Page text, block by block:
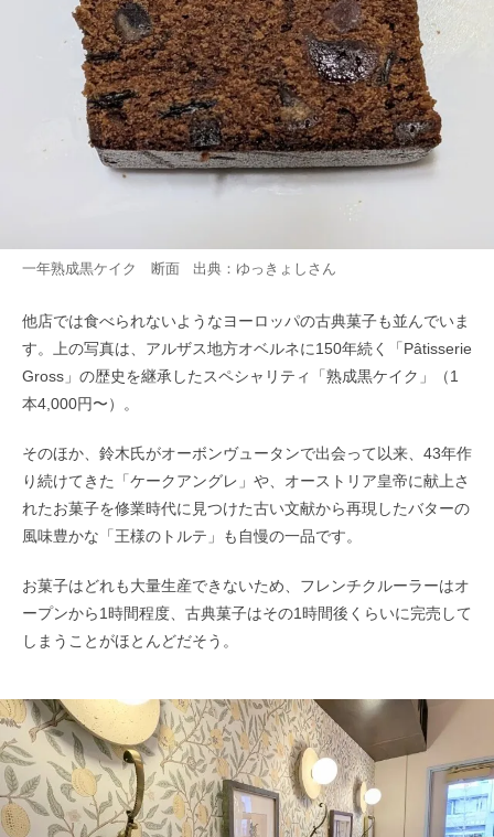
一年熟成黒ケイク 断面 出典： ゆっきょし さん
他店では食べられないようなヨーロッパの古典菓子も並んでいま
す。上の写真は、アルザス地方オベルネに150年続く「Pâtisserie
Gross」の歴史を継承したスペシャリティ「熟成黒ケイク」（1
本4,000円〜）。
そのほか、鈴木氏がオーボンヴュータンで出会って以来、43年作
り続けてきた「ケークアングレ」や、オーストリア皇帝に献上さ
れたお菓子を修業時代に見つけた古い文献から再現したバターの
風味豊かな「王様のトルテ」も自慢の一品です。
お菓子はどれも大量生産できないため、フレンチクルーラーはオ
ープンから1時間程度、古典菓子はその1時間後くらいに完売して
しまうことがほとんどだそう。